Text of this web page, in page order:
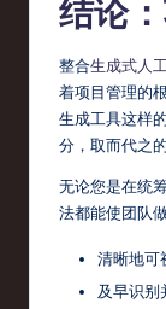
结论
整合生成式人
着项目管理的
生成工具这样
分，取而代之
无论您是在统
法都能使团队
清晰地可
及早识别